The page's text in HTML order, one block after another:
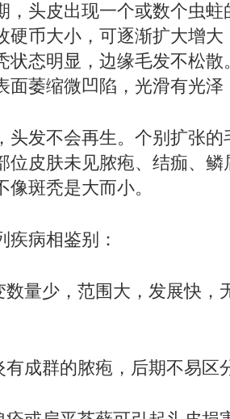
头皮出现一个或数个虫蛀
硬币大小，可逐渐扩大增
状态明显，边缘毛发不松
面萎缩微凹陷，光滑有光
发不会再生。个别扩张的
位皮肤未见脓疱、结痂、
斑秃是大而小。
病相鉴别：
少，范围大，发展快，
成群的脓疱，后期不易区